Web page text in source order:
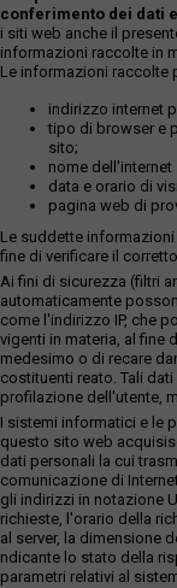
conferimento dei dati
i siti web anche il
informazioni raccolte in
Le informazioni raccolte
indirizzo internet
tipo di browser e
sito;
nome dell'internet
data e orario di
pagina web di
Le suddette
fine di verificare il
Ai fini di sicurezza (filtri
automaticamente
come l'indirizzo IP, che
vigenti in materia, al fine
medesimo o di recare
costituenti reato. Tali
profilazione dell'utente,
I sistemi informatici e le
questo sito web
dati personali la cui
comunicazione di
gli indirizzi in notazione
richieste, l'orario della
al server, la dimensione
ndicante lo stato della
parametri relativi al